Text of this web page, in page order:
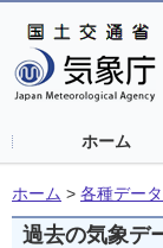
ホーム
ホーム > 各種デー
過去の気象デ